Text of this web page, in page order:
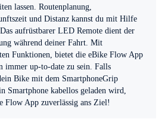
lassen. Routenplanung,
und Distanz kannst du mit Hilfe
aufrüstbarer LED Remote dient der
während deiner Fahrt. Mit
Funktionen, bietet die eBike Flow App
immer up-to-date zu sein. Falls
Bike mit dem SmartphoneGrip
Smartphone kabellos geladen wird,
Flow App zuverlässig ans Ziel!